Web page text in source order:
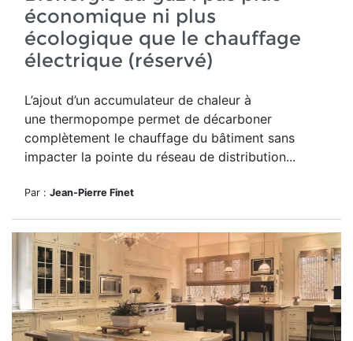
économique ni plus
écologique que le chauffage
électrique (réservé)
L’ajout d’un accumulateur de chaleur à
une thermopompe permet de décarboner
complètement le chauffage du bâtiment sans
impacter la pointe du réseau de distribution...
Par : Jean-Pierre Finet